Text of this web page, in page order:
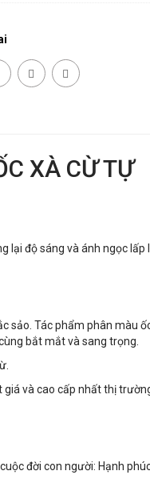
XÀ CỪ TỰ
lại độ sáng và ánh ngọc lấp
sảo. Tác phẩm phân màu
bắt mắt và sang trọng.
và cao cấp nhất thị
đời con người: Hạnh